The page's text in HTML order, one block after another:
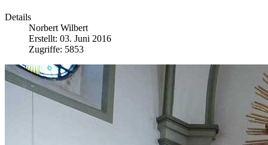
Details
Norbert Wilbert
Erstellt: 03. Juni 2016
Zugriffe: 5853